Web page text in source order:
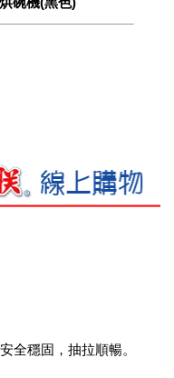
全穩固，抽拉順暢。